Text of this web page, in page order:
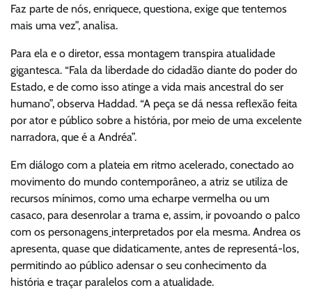
Faz parte de nós, enriquece, questiona, exige que tentemos
mais uma vez”, analisa.
Para ela e o diretor, essa montagem transpira atualidade
gigantesca. “Fala da liberdade do cidadão diante do poder do
Estado, e de como isso atinge a vida mais ancestral do ser
humano”, observa Haddad. “A peça se dá nessa reflexão feita
por ator e público sobre a história, por meio de uma excelente
narradora, que é a Andréa”.
Em diálogo com a plateia em ritmo acelerado, conectado ao
movimento do mundo contemporâneo, a atriz se utiliza de
recursos mínimos, como uma echarpe vermelha ou um
casaco, para desenrolar a trama e, assim, ir povoando o palco
com os personagens interpretados por ela mesma. Andrea os
apresenta, quase que didaticamente, antes de representá-los,
permitindo ao público adensar o seu conhecimento da
história e traçar paralelos com a atualidade.